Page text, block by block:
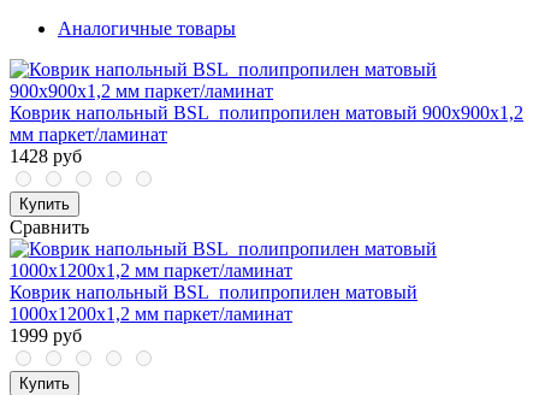
Аналогичные товары
Коврик напольный BSL_полипропилен матовый 900х900х1,2
мм паркет/ламинат
1428 руб
Купить
Сравнить
Коврик напольный BSL_полипропилен матовый
1000х1200х1,2 мм паркет/ламинат
1999 руб
Купить